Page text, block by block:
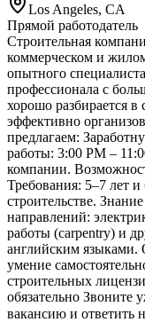
Los Angeles, CA
Прямой работодатель
Строительная
коммерческом и
опытного
профессионала с
хорошо разбирается в
эффективно
предлагаем:
работы: 3:00 PM –
компании.
Требования: 5–7 лет и
строительстве.
направлений:
работы (carpentry) и
английским языками.
умение
строительных
обязательно Звоните
вакансию и ответить